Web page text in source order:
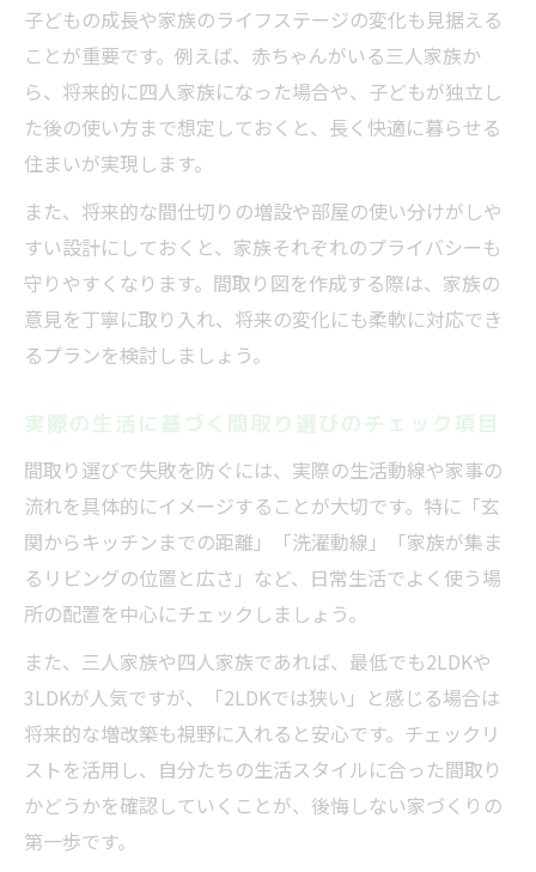
子どもの成長や家族のライフステージの変化も見据える
ことが重要です。例えば、赤ちゃんがいる三人家族か
ら、将来的に四人家族になった場合や、子どもが独立し
た後の使い方まで想定しておくと、長く快適に暮らせる
住まいが実現します。
また、将来的な間仕切りの増設や部屋の使い分けがしや
すい設計にしておくと、家族それぞれのプライバシーも
守りやすくなります。間取り図を作成する際は、家族の
意見を丁寧に取り入れ、将来の変化にも柔軟に対応でき
るプランを検討しましょう。
実際の生活に基づく間取り選びのチェック項目
間取り選びで失敗を防ぐには、実際の生活動線や家事の
流れを具体的にイメージすることが大切です。特に「玄
関からキッチンまでの距離」「洗濯動線」「家族が集ま
るリビングの位置と広さ」など、日常生活でよく使う場
所の配置を中心にチェックしましょう。
また、三人家族や四人家族であれば、最低でも2LDKや
3LDKが人気ですが、「2LDKでは狭い」と感じる場合は
将来的な増改築も視野に入れると安心です。チェックリ
ストを活用し、自分たちの生活スタイルに合った間取り
かどうかを確認していくことが、後悔しない家づくりの
第一歩です。